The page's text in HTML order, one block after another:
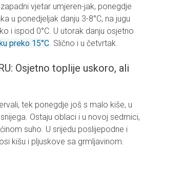
vjetar umjeren-jak, ponegdje
u ponedjeljak danju 3-8°C, na jugu
i ispod 0°C. U utorak danju osjetno
preko 15°C. Slično i u četvrtak.
Osjetno toplije uskoro, ali
tek ponegdje još s malo kiše, u
Ostaju oblaci i u novoj sedmici,
suho. U srijedu poslijepodne i
kišu i pljuskove sa grmljavinom.